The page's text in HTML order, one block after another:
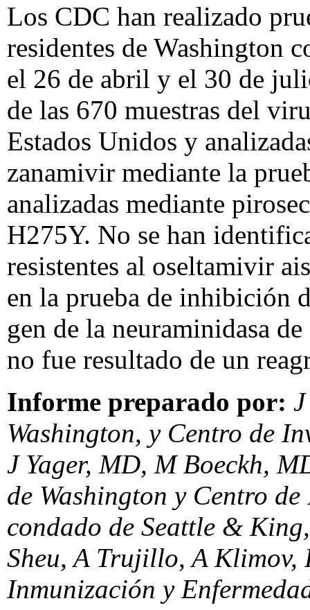
Los CDC han realizado
residentes de Washington
el 26 de abril y el 30 de
de las 670 muestras del
Estados Unidos y
zanamivir mediante la
analizadas mediante
H275Y. No se han
resistentes al oseltamivir
en la prueba de inhibición
gen de la neuraminidasa
no fue resultado de un
Informe preparado por:
Washington, y Centro de
J Yager, MD, M Boeckh,
de Washington y Centro
condado de Seattle &
Sheu, A Trujillo, A Klimov,
Inmunización y